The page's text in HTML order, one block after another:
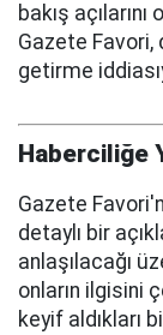
bakış
Gazete Favori,
getirme
Haberciliğe
Gazete
detaylı bir
anlaşılacağı
onların ilgisini
keyif aldıkları